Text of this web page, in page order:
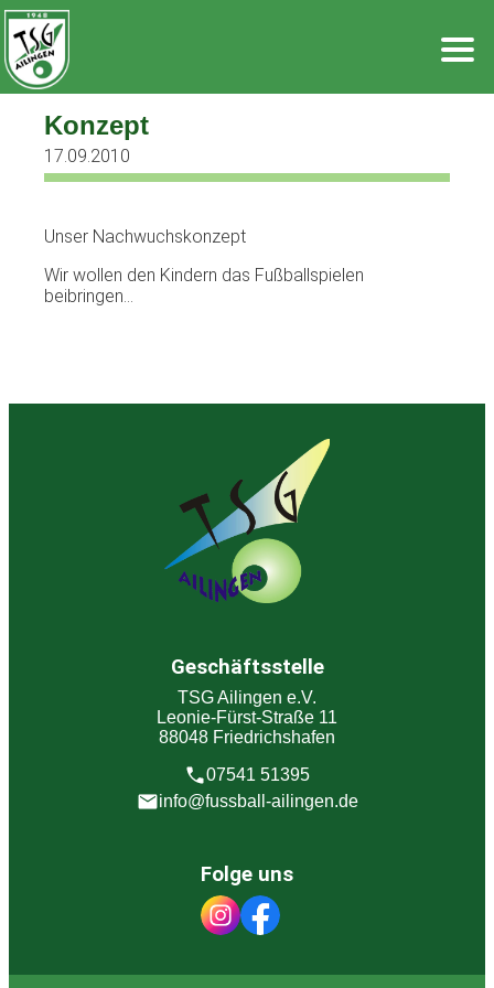
Zum
Inhalt
springen
Konzept
17.09.2010
Unser Nachwuchskonzept
Wir wollen den Kindern das Fußballspielen
beibringen…
Geschäftsstelle
TSG Ailingen e.V.
Leonie-Fürst-Straße 11
88048 Friedrichshafen
07541 51395
info@fussball-ailingen.de
Folge uns